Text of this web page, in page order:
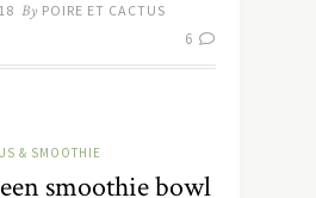
By POIRE ET CACTUS
6
& SMOOTHIE
smoothie bowl